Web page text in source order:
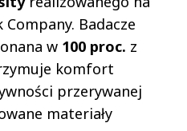
Badacze
w 100 proc. z
komfort
przerywanej
materiały